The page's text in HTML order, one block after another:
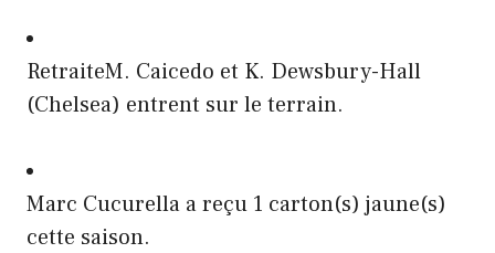
RetraiteM. Caicedo et K. Dewsbury-Hall
(Chelsea) entrent sur le terrain.
Marc Cucurella a reçu 1 carton(s) jaune(s)
cette saison.